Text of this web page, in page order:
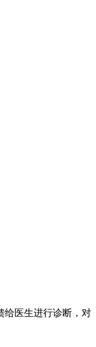
给医生进行诊断，对